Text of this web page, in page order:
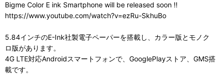
Bigme Color E ink Smartphone will be released soon !!
https://www.youtube.com/watch?v=ezRu-SkhuBo
5.84インチのE-Ink社製電子ペーパーを搭載し、カラー版とモノク
ロ版があります。
4G LTE対応Androidスマートフォンで、GooglePlayストア、GMS搭
載です。